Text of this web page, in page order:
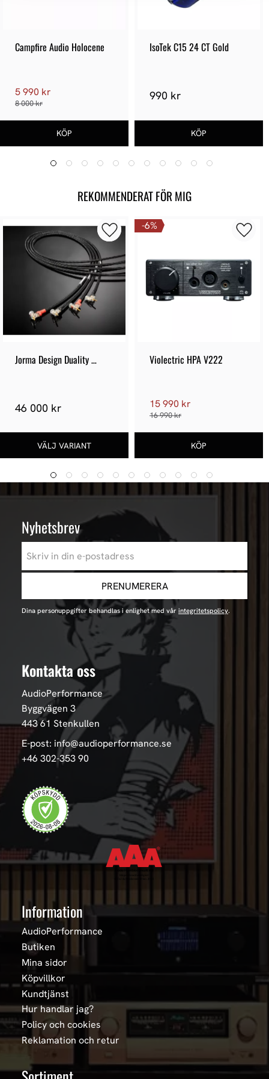
Campfire Audio Holocene
5 990 kr
8 000 kr
IsoTek C15 24 CT Gold
990 kr
REKOMMENDERAT FÖR MIG
Jorma Design Duality
46 000 kr
Violectric HPA V222
15 990 kr
16 990 kr
6%
Nyhetsbrev
PRENUMERERA
Dina personuppgifter behandlas i enlighet med vår integritetspolicy.
Kontakta oss
AudioPerformance
Byggvägen 3
443 61 Stenkullen
E-post: info@audioperformance.se
+46 302-353 90
Information
AudioPerformance
Butiken
Mina sidor
Köpvillkor
Kundtjänst
Hur handlar jag?
Policy och cookies
Reklamation och retur